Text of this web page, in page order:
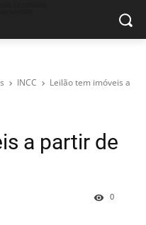
INCC
Leilão tem imóveis a
a partir de
0